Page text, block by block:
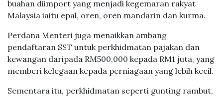
mengumumkan pengecualian cukai bagi empat buah-
buahan diimport yang menjadi kegemaran rakyat
Perdana Menteri juga menaikkan ambang
pendaftaran SST untuk perkhidmatan pajakan dan
kewangan daripada RM500,000 kepada RM1 juta, yang